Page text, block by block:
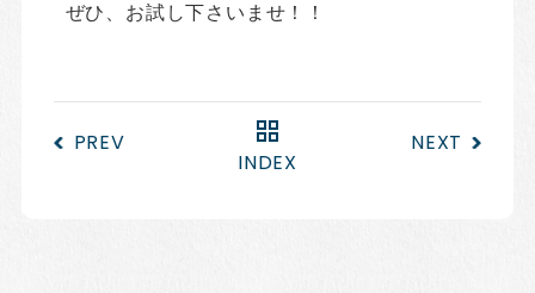
ぜひ、お試し下さいませ！！
PREV NEXT
INDEX